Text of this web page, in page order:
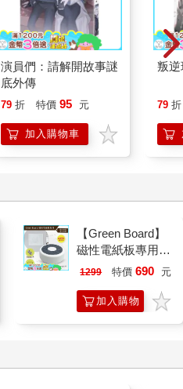
演員們：請解開故事謎
底外傳
79 折 特價 95 元
加入購物車
叛逆
79 折
【Green Board】
磁性電紙板專用 -
二合一圓形速擦激
專利設計
1299 特價 690 元
加入購物